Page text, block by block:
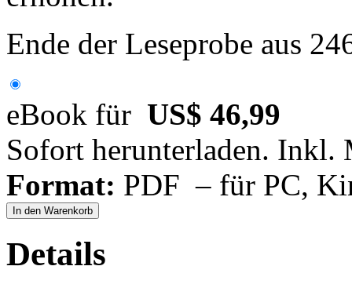
Ende der Leseprobe aus
eBook für US$ 46,99
Sofort herunterladen. Inkl.
Format: PDF – für PC,
In den Warenkorb
Details